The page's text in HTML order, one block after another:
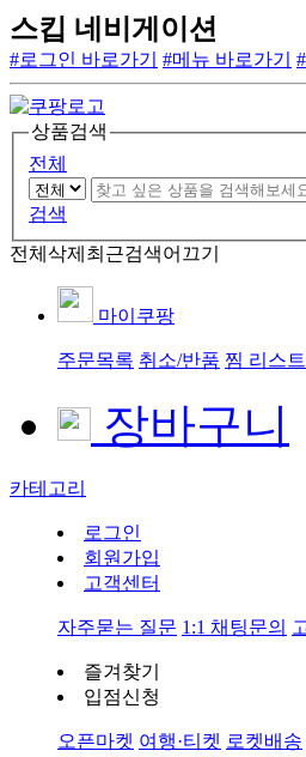
스킵 네비게이션
#로그인 바로가기 #메뉴 바로가기
상품검색
전체
검색
전체삭제 최근검색어끄기
마이쿠팡
주문목록 취소/반품 찜 리스트
장바구니
카테고리
로그인
회원가입
고객센터
자주묻는 질문 1:1 채팅문의
즐겨찾기
입점신청
오픈마켓 여행·티켓 로켓배송